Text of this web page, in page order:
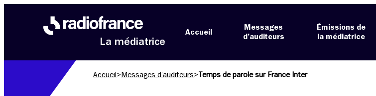
La médiatrice
Accueil
Messages
d’auditeurs
Émissions de
la médiatrice
Accueil > Messages d’auditeurs>Temps de parole sur France Inter